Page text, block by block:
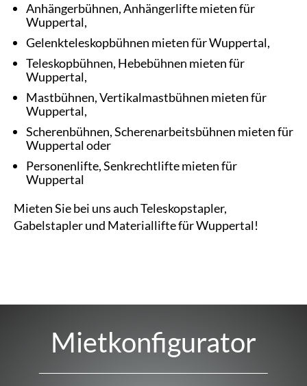
Anhängerbühnen, Anhängerlifte mieten für
Wuppertal,
Gelenkteleskopbühnen mieten für Wuppertal,
Teleskopbühnen, Hebebühnen mieten für
Wuppertal,
Mastbühnen, Vertikalmastbühnen mieten für
Wuppertal,
Scherenbühnen, Scherenarbeitsbühnen mieten für
Wuppertal oder
Personenlifte, Senkrechtlifte mieten für
Wuppertal
Mieten Sie bei uns auch Teleskopstapler,
Gabelstapler und Materiallifte für Wuppertal!
Mietkonfigurator